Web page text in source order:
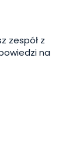
zespół z
na